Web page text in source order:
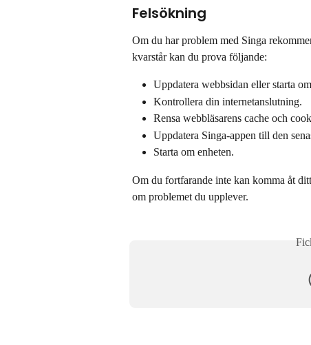
Felsökning
Om du har problem med Singa
kvarstår kan du prova följande:
Uppdatera webbsidan eller starta
Kontrollera din internetanslutning.
Rensa webbläsarens cache och
Uppdatera Singa-appen till den
Starta om enheten.
Om du fortfarande inte kan komma åt
om problemet du upplever.